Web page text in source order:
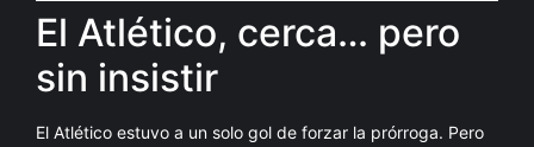
El Atlético, cerca… pero
sin insistir
El Atlético estuvo a un solo gol de forzar la prórroga. Pero